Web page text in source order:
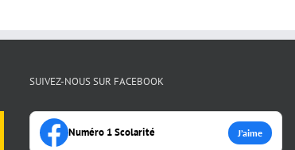
SUIVEZ-NOUS SUR FACEBOOK
Numéro 1 Scolarité J’aime